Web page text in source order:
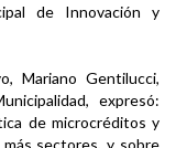
de Innovación y
Mariano Gentilucci,
expresó:
de microcréditos y
sectores, y sobre